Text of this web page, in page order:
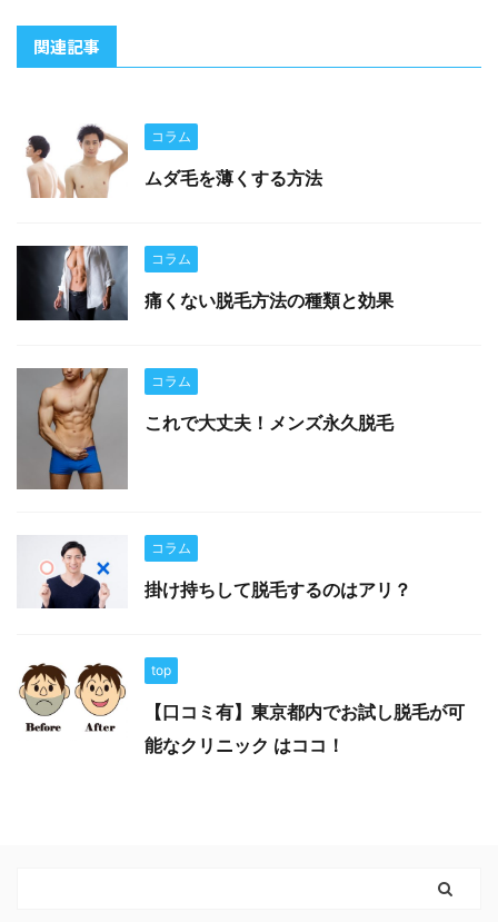
関連記事
コラム
ムダ毛を薄くする方法
コラム
痛くない脱毛方法の種類と効果
コラム
これで大丈夫！メンズ永久脱毛
コラム
掛け持ちして脱毛するのはアリ？
top
【口コミ有】東京都内でお試し脱毛が可
能なクリニック はココ！